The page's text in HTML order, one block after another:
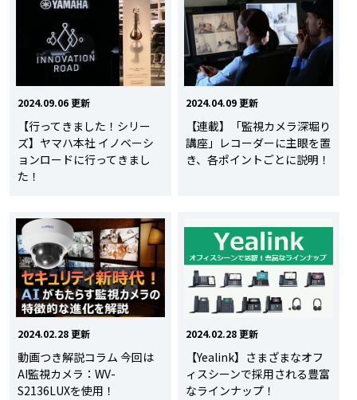
2024.09.06 更新
【行ってきました！シリー
ズ】ヤマハ本社 イノベーシ
ョンロードに行ってきまし
た！
2024.04.09 更新
【連載】「監視カメラ深堀り
講座」レコーダーに主眼を置
き、各ポイントごとに説明！
2024.02.28 更新
動画つき解説コラム 今回は
AI監視カメラ：WV-
S2136LUXを使用！
2024.02.28 更新
【Yealink】さまざまなオフ
ィスシーンで採用される豊富
なラインナップ！